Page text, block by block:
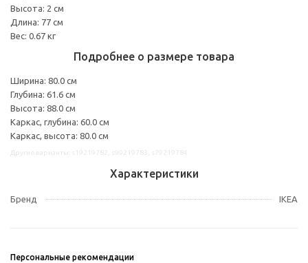
Высота: 2 см
Длина: 77 см
Вес: 0.67 кг
Подробнее о размере товара
Ширина: 80.0 см
Глубина: 61.6 см
Высота: 88.0 см
Каркас, глубина: 60.0 см
Каркас, высота: 80.0 см
Характеристики
Бренд IKEA
Персональные рекомендации